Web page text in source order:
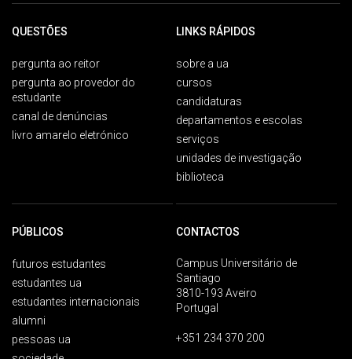
QUESTÕES
pergunta ao reitor
pergunta ao provedor do
estudante
canal de denúncias
livro amarelo eletrónico
LINKS RÁPIDOS
sobre a ua
cursos
candidaturas
departamentos e escolas
serviços
unidades de investigação
biblioteca
PÚBLICOS
futuros estudantes
estudantes ua
estudantes internacionais
alumni
pessoas ua
CONTACTOS
Campus Universitário de
Santiago
3810-193 Aveiro
Portugal
+351 234 370 200